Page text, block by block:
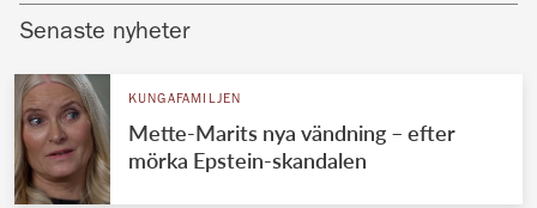
Senaste nyheter
KUNGAFAMILJEN
Mette-Marits nya vändning – efter
mörka Epstein-skandalen